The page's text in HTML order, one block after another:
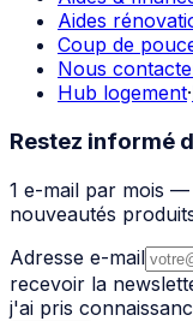
Aides
Coup de
Nous
Hub logement·
Restez informé
1 e-mail par mois —
nouveautés
Adresse e-mail
recevoir la
j'ai pris